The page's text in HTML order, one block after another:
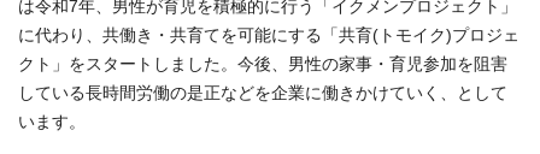
は令和7年、男性が育児を積極的に行う「イクメンプロジェクト」
に代わり、共働き・共育てを可能にする「共育(トモイク)プロジェ
クト」をスタートしました。今後、男性の家事・育児参加を阻害
している長時間労働の是正などを企業に働きかけていく、として
います。